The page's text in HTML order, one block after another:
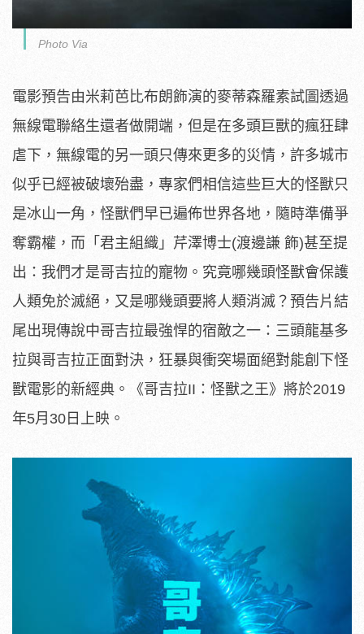
Photo Via
電影預告由米莉芭比布朗飾演的麥蒂森羅素試圖透過
無線電聯絡生還者做開端，但是在多頭巨獸的瘋狂肆
虐下， 無線電的另一頭只傳來更多的災情，許多城市
似乎已經被破壞殆盡， 專家們相信這些巨大的怪獸只
是冰山一角， 怪獸們早已遍佈世界各地，隨時準備爭
奪霸權，而「君主組織」 芹澤博士(渡邊謙 飾)甚至提
出：我們才是哥吉拉的寵物。 究竟哪幾頭怪獸會保護
人類免於滅絕，又是哪幾頭要將人類消滅？ 預告片結
尾出現傳說中哥吉拉最強悍的宿敵之一： 三頭龍基多
拉與哥吉拉正面對決， 狂暴與衝突場面絕對能創下怪
獸電影的新經典。《哥吉拉II：怪獸之王》將於2019
年5月30日上映。